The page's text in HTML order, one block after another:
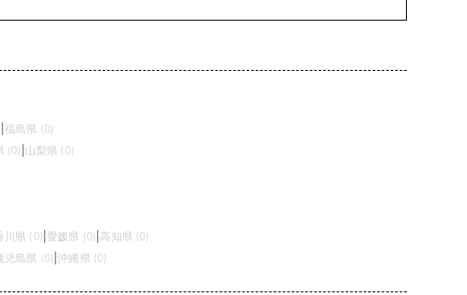
福島県 (0)
(0) 山梨県 (0)
川県 (0) |愛媛県 (0) 高知県 (0)
児島県 (0) |沖縄県 (0)